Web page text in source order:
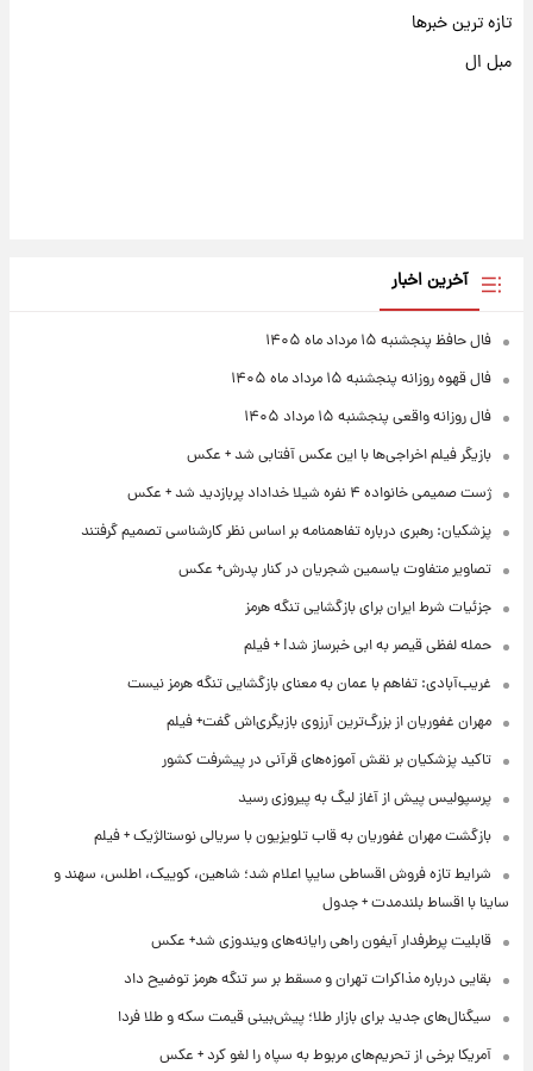
تازه ترین خبرها
مبل ال
آخرین اخبار
فال حافظ پنجشنبه ۱۵ مرداد ماه ۱۴۰۵
فال قهوه روزانه پنجشنبه ۱۵ مرداد ماه ۱۴۰۵
فال روزانه واقعی پنجشنبه ۱۵ مرداد ۱۴۰۵
بازیگر فیلم اخراجی‌ها با این عکس آفتابی شد + عکس
ژست صمیمی خانواده ۴ نفره شیلا خداداد پربازدید شد + عکس
پزشکیان: رهبری درباره تفاهمنامه بر اساس نظر کارشناسی تصمیم گرفتند
تصاویر متفاوت یاسمین شجریان در کنار پدرش+ عکس
جزئیات شرط ایران برای بازگشایی تنگه هرمز
حمله لفظی قیصر به ابی خبرساز شد! + فیلم
غریب‌آبادی: تفاهم با عمان به معنای بازگشایی تنگه هرمز نیست
مهران غفوریان از بزرگ‌ترین آرزوی بازیگری‌اش گفت+ فیلم
تاکید پزشکیان بر نقش آموزه‌های قرآنی در پیشرفت کشور
پرسپولیس پیش از آغاز لیگ به پیروزی رسید
بازگشت مهران غفوریان به قاب تلویزیون با سریالی نوستالژیک + فیلم
شرایط تازه فروش اقساطی سایپا اعلام شد؛ شاهین، کوییک، اطلس، سهند و
ساینا با اقساط بلندمدت + جدول
قابلیت پرطرفدار آیفون راهی رایانه‌های ویندوزی شد+ عکس
بقایی درباره مذاکرات تهران و مسقط بر سر تنگه هرمز توضیح داد
سیگنال‌های جدید برای بازار طلا؛ پیش‌بینی قیمت سکه و طلا فردا
آمریکا برخی از تحریم‌های مربوط به سپاه را لغو کرد + عکس